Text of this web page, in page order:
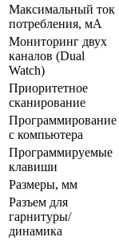
Максимальный ток
потребления, мА
Мониторинг двух
каналов (Dual
Watch)
Приоритетное
сканирование
Программирование
с компьютера
Программируемые
клавиши
Размеры, мм
Разъем для
гарнитуры/
динамика